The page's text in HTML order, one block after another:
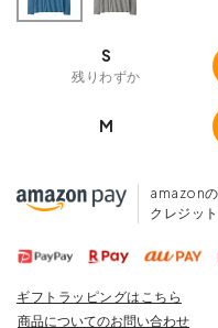
S
残りわずか
M
amazonの
クレジッ
ギフトラッピングはこちら
商品についてのお問い合わせ